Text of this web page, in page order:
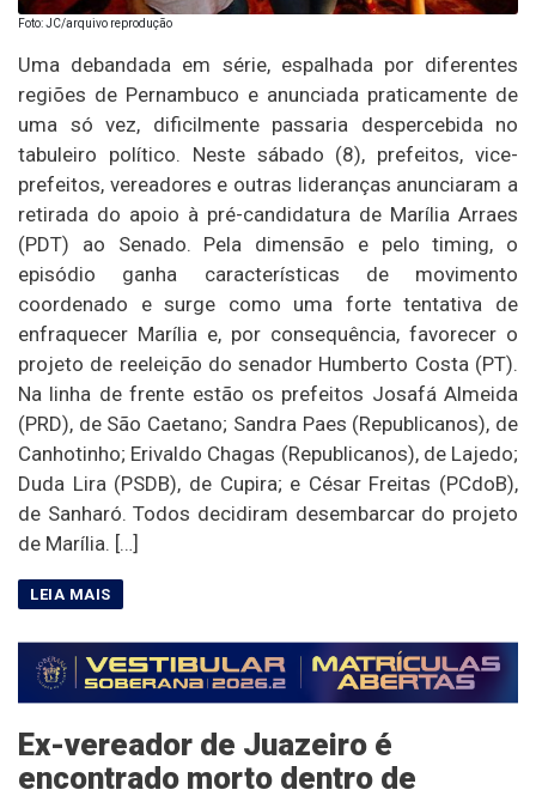
Foto: JC/arquivo reprodução
Uma debandada em série, espalhada por diferentes
regiões de Pernambuco e anunciada praticamente de
uma só vez, dificilmente passaria despercebida no
tabuleiro político. Neste sábado (8), prefeitos, vice-
prefeitos, vereadores e outras lideranças anunciaram a
retirada do apoio à pré-candidatura de Marília Arraes
(PDT) ao Senado. Pela dimensão e pelo timing, o
episódio ganha características de movimento
coordenado e surge como uma forte tentativa de
enfraquecer Marília e, por consequência, favorecer o
projeto de reeleição do senador Humberto Costa (PT).
Na linha de frente estão os prefeitos Josafá Almeida
(PRD), de São Caetano; Sandra Paes (Republicanos), de
Canhotinho; Erivaldo Chagas (Republicanos), de Lajedo;
Duda Lira (PSDB), de Cupira; e César Freitas (PCdoB),
de Sanharó. Todos decidiram desembarcar do projeto
de Marília. […]
Ex-vereador de Juazeiro é
encontrado morto dentro de